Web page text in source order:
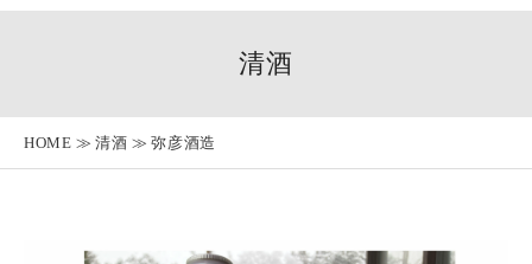
清酒
HOME 清酒 弥彦酒造